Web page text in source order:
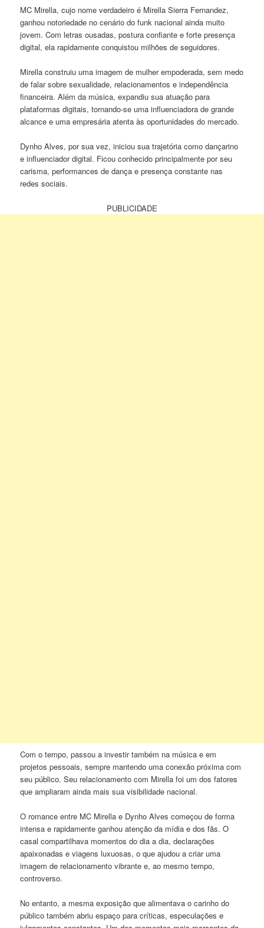
MC Mirella, cujo nome verdadeiro é Mirella Sierra Fernandez,
ganhou notoriedade no cenário do funk nacional ainda muito
jovem. Com letras ousadas, postura confiante e forte presença
digital, ela rapidamente conquistou milhões de seguidores.
Mirella construiu uma imagem de mulher empoderada, sem medo
de falar sobre sexualidade, relacionamentos e independência
financeira. Além da música, expandiu sua atuação para
plataformas digitais, tornando-se uma influenciadora de grande
alcance e uma empresária atenta às oportunidades do mercado.
Dynho Alves, por sua vez, iniciou sua trajetória como dançarino
e influenciador digital. Ficou conhecido principalmente por seu
carisma, performances de dança e presença constante nas
redes sociais.
PUBLICIDADE
Com o tempo, passou a investir também na música e em
projetos pessoais, sempre mantendo uma conexão próxima com
seu público. Seu relacionamento com Mirella foi um dos fatores
que ampliaram ainda mais sua visibilidade nacional.
O romance entre MC Mirella e Dynho Alves começou de forma
intensa e rapidamente ganhou atenção da mídia e dos fãs. O
casal compartilhava momentos do dia a dia, declarações
apaixonadas e viagens luxuosas, o que ajudou a criar uma
imagem de relacionamento vibrante e, ao mesmo tempo,
controverso.
No entanto, a mesma exposição que alimentava o carinho do
público também abriu espaço para críticas, especulações e